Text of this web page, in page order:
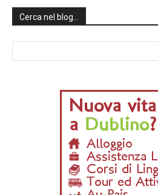
Cerca nel blog…